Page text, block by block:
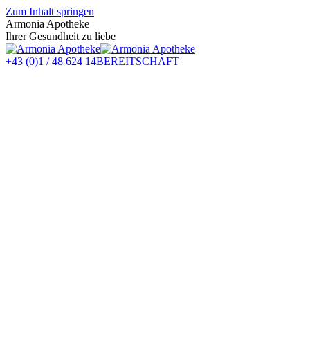
Zum Inhalt springen
Armonia Apotheke
Ihrer Gesundheit zu liebe
+43 (0)1 / 48 624 14BEREITSCHAFT